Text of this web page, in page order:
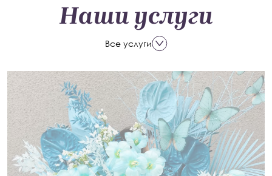
Наши услуги
Все услуги